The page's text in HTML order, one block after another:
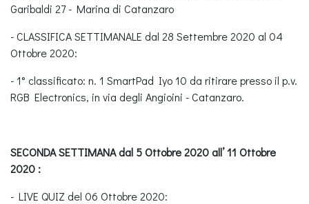
Garibaldi 27 - Marina di Catanzaro
- CLASSIFICA SETTIMANALE dal 28 Settembre 2020 al 04
Ottobre 2020:
- 1° classificato: n. 1 SmartPad Iyo 10 da ritirare presso il p.v.
RGB Electronics, in via degli Angioini - Catanzaro.
SECONDA SETTIMANA dal 5 Ottobre 2020 all’ 11 Ottobre
2020 :
- LIVE QUIZ del 06 Ottobre 2020: